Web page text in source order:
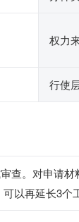
权力
行使
。对申请
以再延长3个